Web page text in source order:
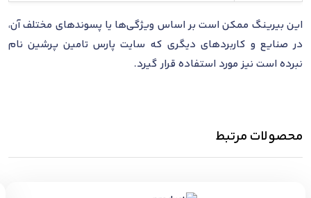
این بیرینگ ممکن است بر اساس ویژگی‌ها یا پسوندهای مختلف آن،
در صنایع و کاربردهای دیگری که سایت پارس تامین پرشین نام
نبرده است نیز مورد استفاده قرار گیرد.
محصولات مرتبط